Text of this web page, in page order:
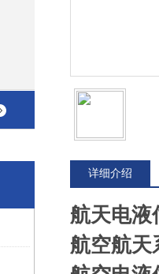
详细介绍
航天电液
航空航天